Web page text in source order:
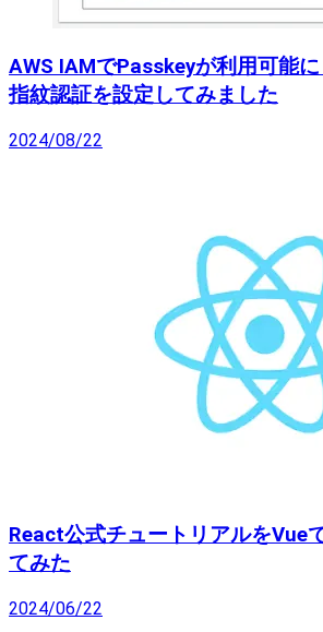
AWS IAMでPasskeyが利用可能
指紋認証を設定してみました
2024/08/22
React公式チュートリアルをVue
てみた
2024/06/22